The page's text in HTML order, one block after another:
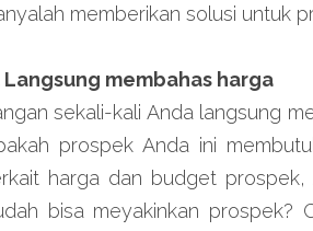
memberikan solusi untuk
Langsung membahas harga
sekali-kali Anda langsung
prospek Anda ini
harga dan budget prospek,
bisa meyakinkan prospek?